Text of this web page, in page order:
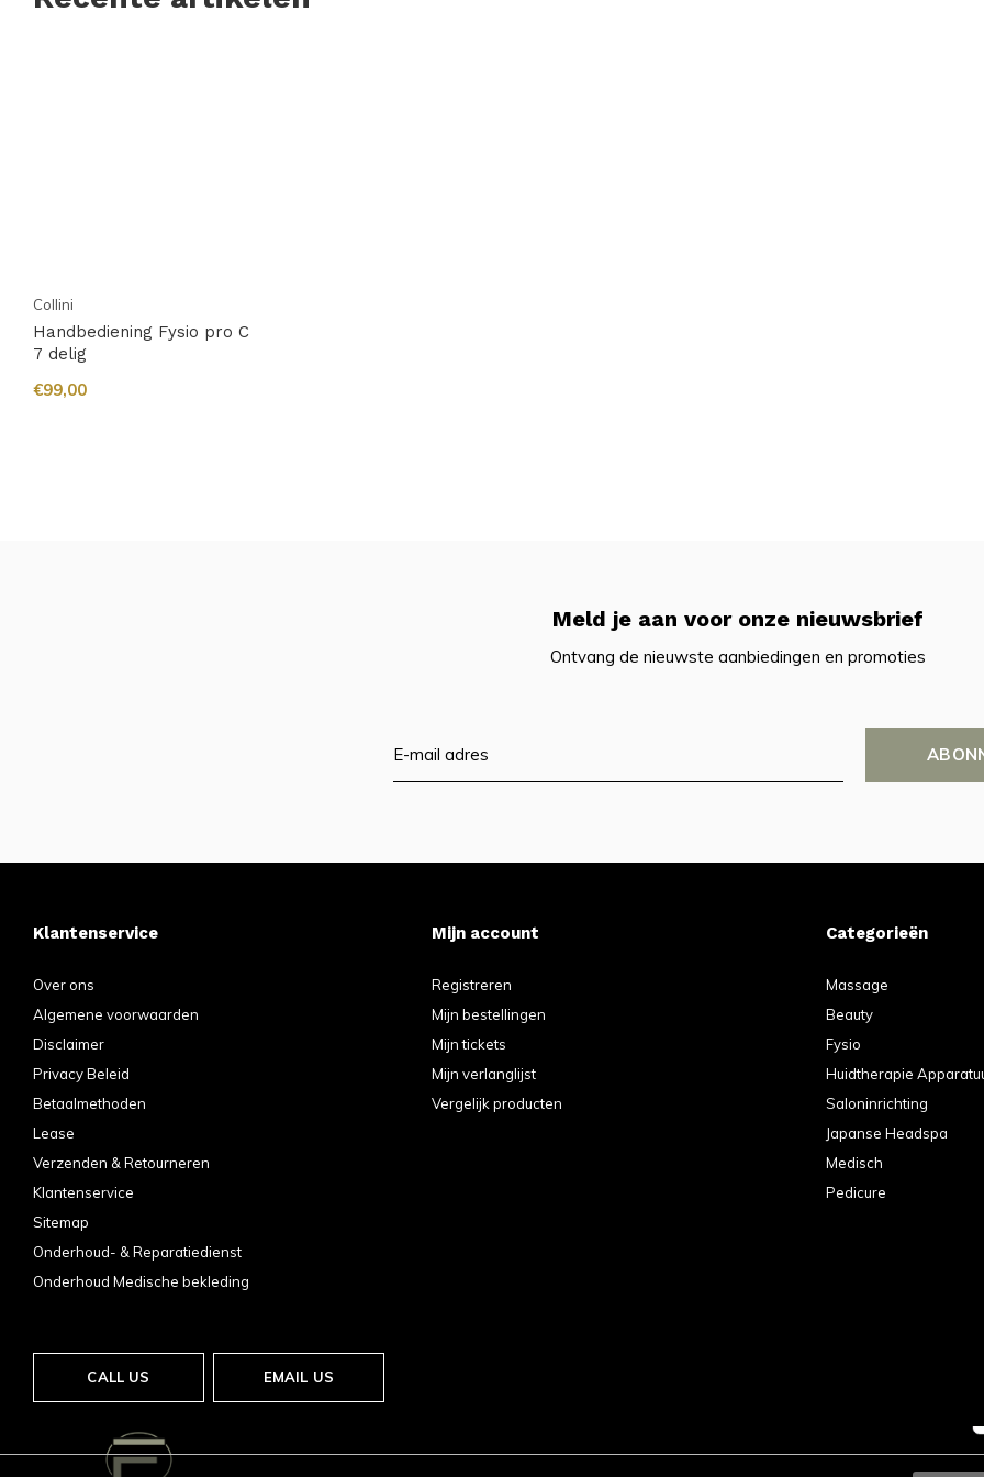
Collini
Handbediening Fysio pro C
7 delig
€99,00
Meld je aan voor onze nieuwsbrief
Ontvang de nieuwste aanbiedingen en promoties
Klantenservice
Over ons
Algemene voorwaarden
Disclaimer
Privacy Beleid
Betaalmethoden
Lease
Verzenden & Retourneren
Klantenservice
Sitemap
Onderhoud- & Reparatiedienst
Onderhoud Medische bekleding
Mijn account
Registreren
Mijn bestellingen
Mijn tickets
Mijn verlanglijst
Vergelijk producten
Categorieën
Massage
Beauty
Fysio
Huidtherapie
Saloninrichting
Japanse Headspa
Medisch
Pedicure
CALL US EMAIL US